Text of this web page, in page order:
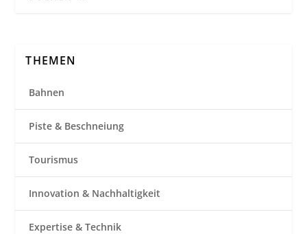
THEMEN
Bahnen
Piste & Beschneiung
Tourismus
Innovation & Nachhaltigkeit
Expertise & Technik